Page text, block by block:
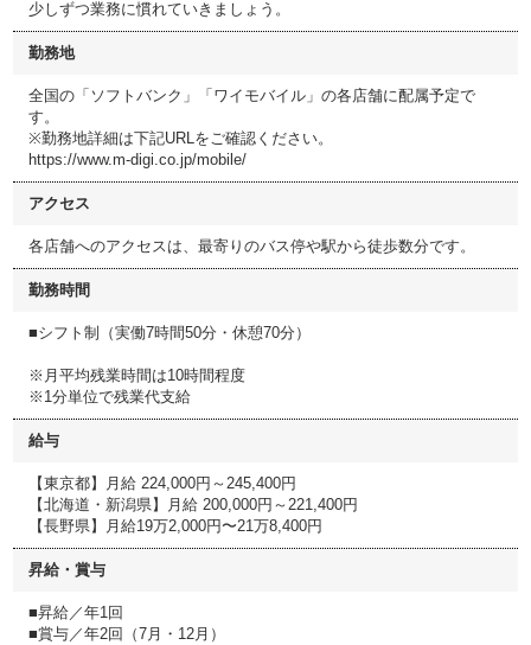
少しずつ業務に慣れていきましょう。
勤務地
全国の「ソフトバンク」「ワイモバイル」の各店舗に配属予定で
す。
※勤務地詳細は下記URLをご確認ください。
https://www.m-digi.co.jp/mobile/
アクセス
各店舗へのアクセスは、最寄りのバス停や駅から徒歩数分です。
勤務時間
■シフト制（実働7時間50分・休憩70分）
※月平均残業時間は10時間程度
※1分単位で残業代支給
給与
【東京都】月給 224,000円～245,400円
【北海道・新潟県】月給 200,000円～221,400円
【長野県】月給19万2,000円〜21万8,400円
昇給・賞与
■昇給／年1回
■賞与／年2回（7月・12月）